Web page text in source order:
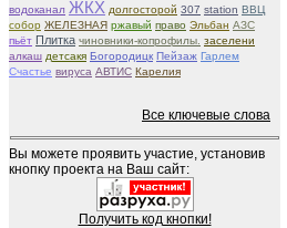
водоканал ЖКХ долгосторой 307 station ВВЦ
собор ЖЕЛЕЗНАЯ ржавый право Эльбан АЗС
пьёт Плитка чиновники-копрофилы. заселени
алкаш детсакя Богородицк Пейзаж Гарлем
Счастье вируса АВТИС Карелия
Все ключевые слова
Вы можете проявить участие, установив
кнопку проекта на Ваш сайт:
Получить код кнопки!